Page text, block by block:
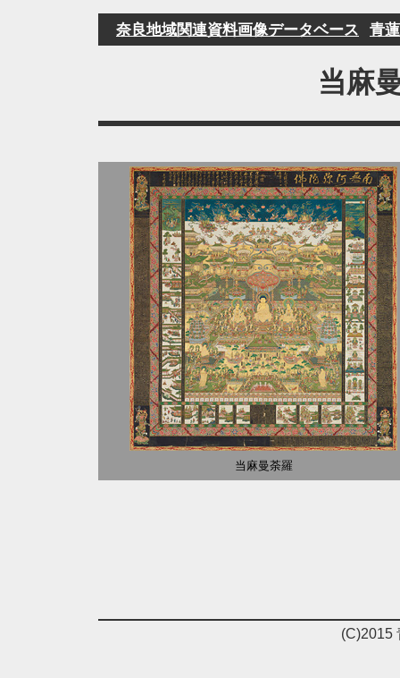
奈良地域関連資料画像データベース 青
当麻
当麻曼荼羅
(C)2015